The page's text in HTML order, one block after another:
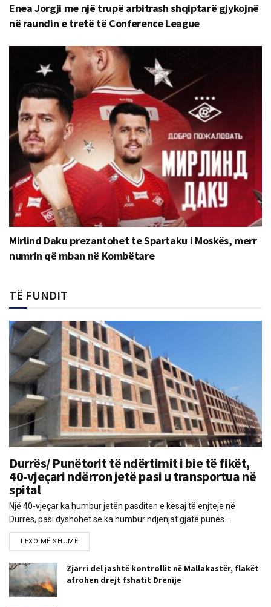
Enea Jorgji me një trupë arbitrash shqiptarë gjykojnë
në raundin e tretë të Conference League
Mirlind Daku prezantohet te Spartaku i Moskës, merr
numrin që mban në Kombëtare
TË FUNDIT
Durrës/ Punëtorit të ndërtimit i bie të fikët,
40-vjeçari ndërron jetë pasi u transportua në
spital
Një 40-vjeçar ka humbur jetën pasditen e kësaj të enjteje në
Durrës, pasi dyshohet se ka humbur ndjenjat gjatë punës...
LEXO MË SHUMË
Zjarri del jashtë kontrollit në Mallakastër, flakët
afrohen drejt fshatit Drenije